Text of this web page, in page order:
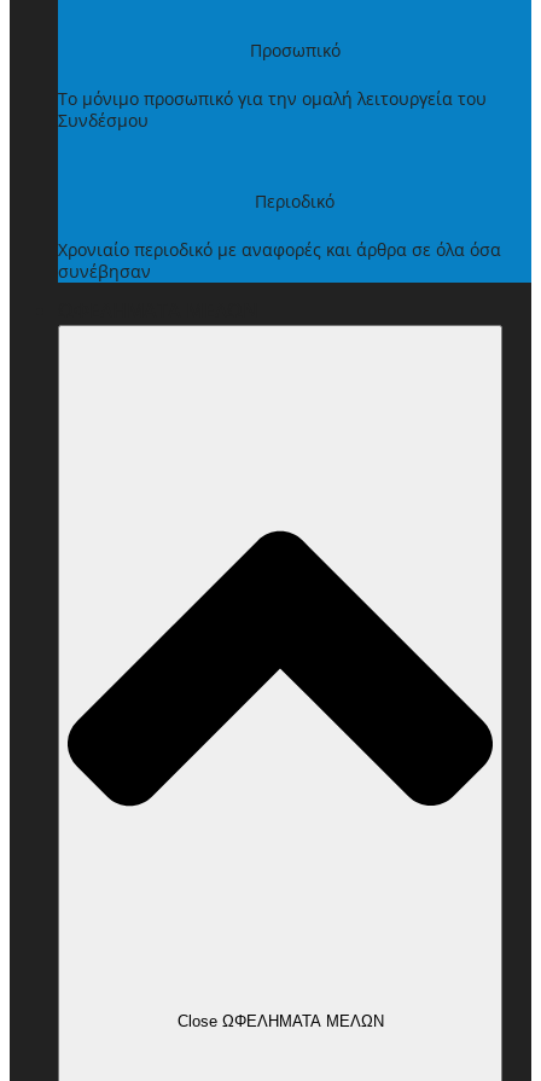
Προσωπικό
Το μόνιμο προσωπικό για την ομαλή λειτουργεία του
Συνδέσμου
Περιοδικό
Χρονιαίο περιοδικό με αναφορές και άρθρα σε όλα όσα
συνέβησαν
Close ΩΦΕΛΗΜΑΤΑ ΜΕΛΩΝ